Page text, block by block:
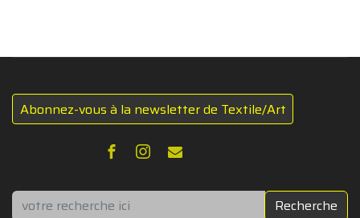
Abonnez-vous à la newsletter de Textile/Art
Rechercher Recherche